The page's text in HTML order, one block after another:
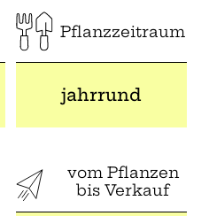
Pflanzzeitraum
jahrrund
vom Pflanzen
bis Verkauf